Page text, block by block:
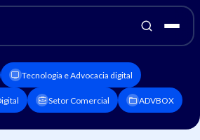
Tecnologia e Advocacia digital
Setor Comercial ADVBOX